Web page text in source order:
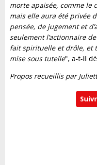
morte apaisée, comme le
mais elle aura été privée
pensée, de jugement et
seulement l’actionnaire
fait spirituelle et drôle, et
mise sous tutelle", a-t-il
Propos recueillis par